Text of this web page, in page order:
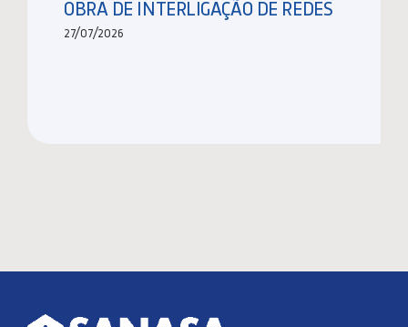
OBRA DE INTERLIGAÇÃO DE REDES
27/07/2026